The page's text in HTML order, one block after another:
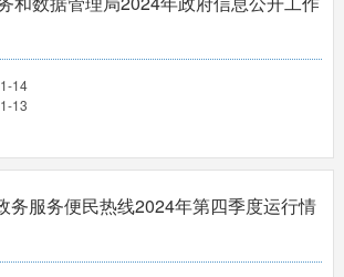
14
13
务服务便民热线2024年第四季度运行情